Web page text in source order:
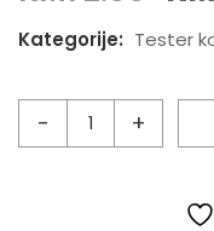
Kategorije: Tester